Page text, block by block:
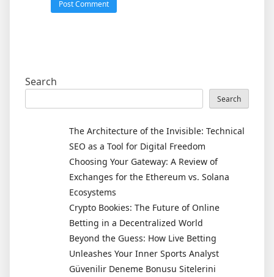
Search
Search
The Architecture of the Invisible: Technical
SEO as a Tool for Digital Freedom
Choosing Your Gateway: A Review of
Exchanges for the Ethereum vs. Solana
Ecosystems
Crypto Bookies: The Future of Online
Betting in a Decentralized World
Beyond the Guess: How Live Betting
Unleashes Your Inner Sports Analyst
Güvenilir Deneme Bonusu Sitelerini